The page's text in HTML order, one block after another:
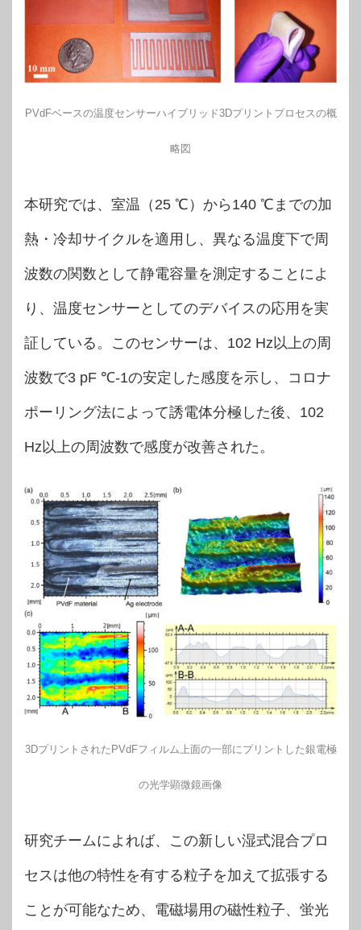
PVdFベースの温度センサーハイブリッド3Dプリントプロセスの概
略図
本研究では、室温（25 ℃）から140 ℃までの加
熱・冷却サイクルを適用し、異なる温度下で周
波数の関数として静電容量を測定することによ
り、温度センサーとしてのデバイスの応用を実
証している。このセンサーは、102 Hz以上の周
波数で3 pF ℃-1の安定した感度を示し、コロナ
ポーリング法によって誘電体分極した後、102
Hz以上の周波数で感度が改善された。
3DプリントされたPVdFフィルム上面の一部にプリントした銀電極
の光学顕微鏡画像
研究チームによれば、この新しい湿式混合プロ
セスは他の特性を有する粒子を加えて拡張する
ことが可能なため、電磁場用の磁性粒子、蛍光